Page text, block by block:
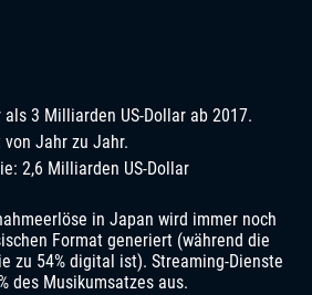
als 3 Milliarden US-Dollar ab 2017.
von Jahr zu Jahr.
2,6 Milliarden US-Dollar
in Japan wird immer noch
Format generiert (während die
zu 54% digital ist). Streaming-Dienste
des Musikumsatzes aus.